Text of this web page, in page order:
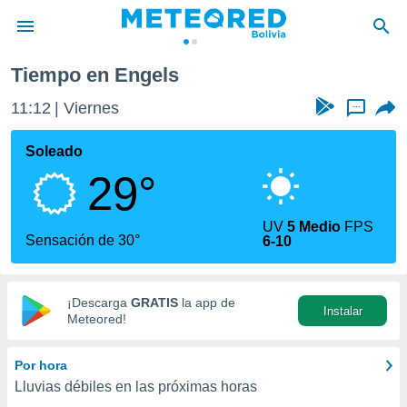
de
ha
calidad.
a este
las
y
digital
basada
Tiempo en Engels
11:12 Viernes ...
Soleado
29°
Sensación de 30°
UV5 Medio FPS
6-10
¡Descarga GRATIS la app de
Meteored!
Instalar
Por hora
Lluvias débiles en las próximas horas